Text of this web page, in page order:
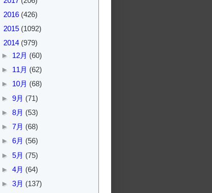
2016 (426)
2015 (1092)
2014 (979)
► 12月 (60)
► 11月 (62)
► 10月 (68)
► 9月 (71)
► 8月 (53)
► 7月 (68)
► 6月 (56)
► 5月 (75)
► 4月 (64)
► 3月 (137)